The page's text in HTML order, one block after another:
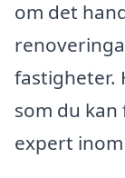
om det
fastigheter.
som du
expert